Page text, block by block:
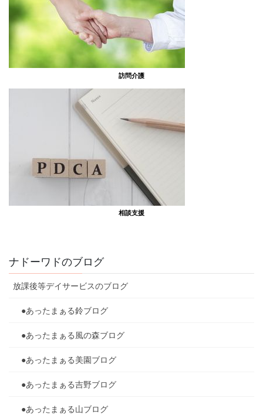
訪問介護
相談支援
ナドーワドのブログ
放課後等デイサービスのブログ
●あったまぁる鈴ブログ
●あったまぁる風の森ブログ
●あったまぁる美園ブログ
●あったまぁる吉野ブログ
●あったまぁる山ブログ